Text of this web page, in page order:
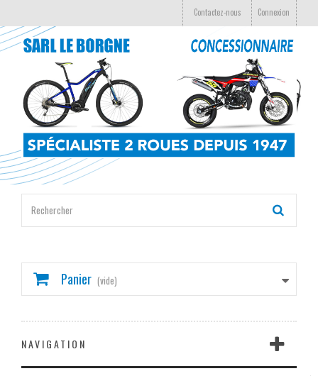
Connexion
Contactez-nous
Panier (vide)
NAVIGATION